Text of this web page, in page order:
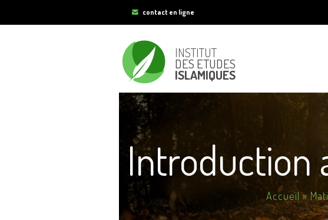
contact en ligne
INSTITUT
DES ETUDES
ISLAMIQUES
Introduction
Vous êtes ici Accueil »